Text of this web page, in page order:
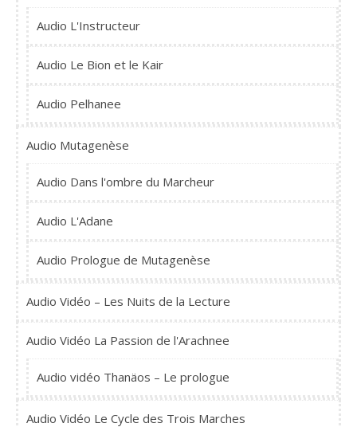
Audio L'Instructeur
Audio Le Bion et le Kair
Audio Pelhanee
Audio Mutagenèse
Audio Dans l'ombre du Marcheur
Audio L'Adane
Audio Prologue de Mutagenèse
Audio Vidéo – Les Nuits de la Lecture
Audio Vidéo La Passion de l'Arachnee
Audio vidéo Thanäos – Le prologue
Audio Vidéo Le Cycle des Trois Marches